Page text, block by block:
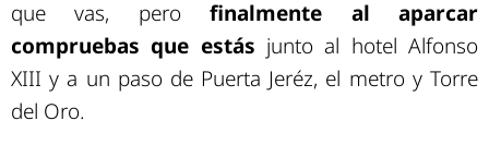
que vas, pero finalmente al aparcar
compruebas que estás junto al hotel Alfonso
XIII y a un paso de Puerta Jeréz, el metro y Torre
del Oro.